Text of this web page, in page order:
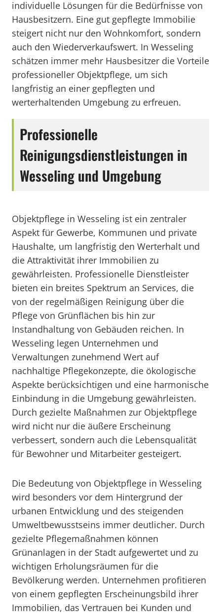
individuelle Lösungen für die Bedürfnisse von
Hausbesitzern. Eine gut gepflegte Immobilie
steigert nicht nur den Wohnkomfort, sondern
auch den Wiederverkaufswert. In Wesseling
schätzen immer mehr Hausbesitzer die Vorteile
professioneller Objektpflege, um sich
langfristig an einer gepflegten und
werterhaltenden Umgebung zu erfreuen.
Professionelle
Reinigungsdienstleistungen in
Wesseling und Umgebung
Objektpflege in Wesseling ist ein zentraler
Aspekt für Gewerbe, Kommunen und private
Haushalte, um langfristig den Werterhalt und
die Attraktivität ihrer Immobilien zu
gewährleisten. Professionelle Dienstleister
bieten ein breites Spektrum an Services, die
von der regelmäßigen Reinigung über die
Pflege von Grünflächen bis hin zur
Instandhaltung von Gebäuden reichen. In
Wesseling legen Unternehmen und
Verwaltungen zunehmend Wert auf
nachhaltige Pflegekonzepte, die ökologische
Aspekte berücksichtigen und eine harmonische
Einbindung in die Umgebung gewährleisten.
Durch gezielte Maßnahmen zur Objektpflege
wird nicht nur die äußere Erscheinung
verbessert, sondern auch die Lebensqualität
für Bewohner und Mitarbeiter gesteigert.
Die Bedeutung von Objektpflege in Wesseling
wird besonders vor dem Hintergrund der
urbanen Entwicklung und des steigenden
Umweltbewusstseins immer deutlicher. Durch
gezielte Pflegemaßnahmen können
Grünanlagen in der Stadt aufgewertet und zu
wichtigen Erholungsräumen für die
Bevölkerung werden. Unternehmen profitieren
von einem gepflegten Erscheinungsbild ihrer
Immobilien, das Vertrauen bei Kunden und